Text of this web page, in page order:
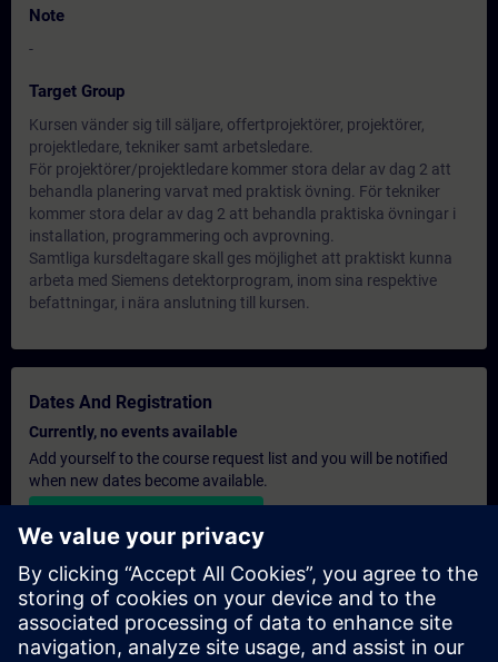
Note
-
Target Group
Kursen vänder sig till säljare, offertprojektörer, projektörer,
projektledare, tekniker samt arbetsledare.
För projektörer/projektledare kommer stora delar av dag 2 att
behandla planering varvat med praktisk övning. För tekniker
kommer stora delar av dag 2 att behandla praktiska övningar i
installation, programmering och avprovning.
Samtliga kursdeltagare skall ges möjlighet att praktiskt kunna
arbeta med Siemens detektorprogram, inom sina respektive
befattningar, i nära anslutning till kursen.
Dates And Registration
Currently, no events available
Add yourself to the course request list and you will be notified
when new dates become available.
Personalised Quotation
If you require a standard list price quotation for this training, for